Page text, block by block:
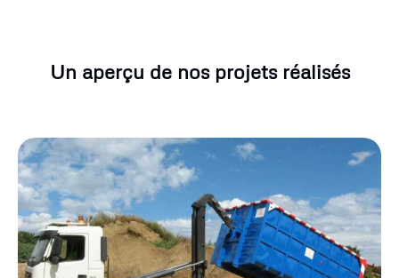
Un aperçu de nos projets réalisés